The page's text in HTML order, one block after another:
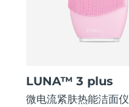
LUNA™ 3 plus
微电流紧肤热能洁面仪